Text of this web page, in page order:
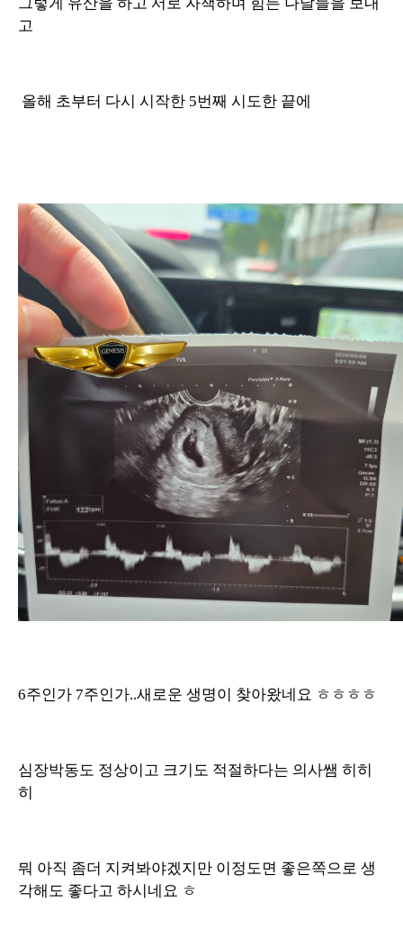
고
올해 초부터 다시 시작한 5번째 시도한 끝에
6주인가 7주인가..새로운 생명이 찾아왔네요 ㅎㅎㅎㅎ
심장박동도 정상이고 크기도 적절하다는 의사쌤 히히
히
뭐 아직 좀더 지켜봐야겠지만 이정도면 좋은쪽으로 생
각해도 좋다고 하시네요 ㅎ